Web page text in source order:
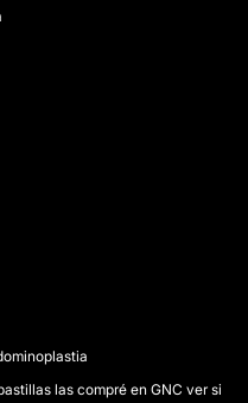
las compré en GNC ver si